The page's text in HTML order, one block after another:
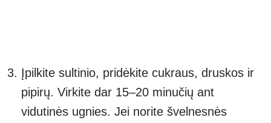
Įpilkite sultinio, pridėkite cukraus, druskos ir
pipirų. Virkite dar 15–20 minučių ant
vidutinės ugnies. Jei norite švelnesnės